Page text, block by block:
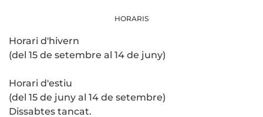
HORARIS
Horari d'hivern
(del 15 de setembre al 14 de juny)
Horari d'estiu
(del 15 de juny al 14 de setembre)
Dissabtes tancat.